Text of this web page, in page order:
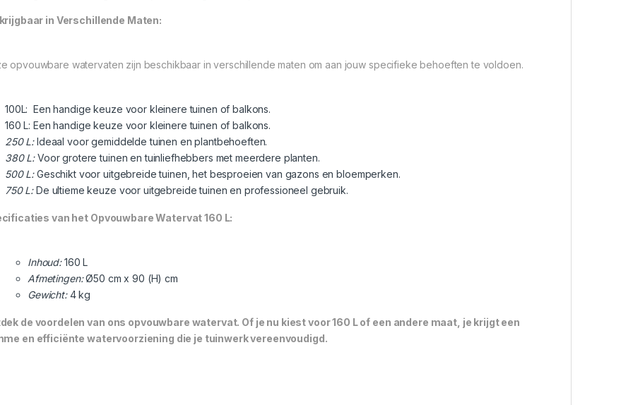
in Verschillende Maten:
opvouwbare watervaten zijn beschikbaar in verschillende maten om aan jouw specifieke behoeften te voldoen.
100L: Een handige keuze voor kleinere tuinen of balkons.
160 L: Een handige keuze voor kleinere tuinen of balkons.
250 L:Ideaal voor gemiddelde tuinen en plantbehoeften.
380 L:Voor grotere tuinen en tuinliefhebbers met meerdere planten.
500 L:Geschikt voor uitgebreide tuinen, het besproeien van gazons en bloemperken.
750 L:De ultieme keuze voor uitgebreide tuinen en professioneel gebruik.
van het Opvouwbare Watervat 160 L:
Inhoud:160 L
Afmetingen:Ø50 cm x 90 (H) cm
Gewicht:4 kg
de voordelen van ons opvouwbare watervat. Of je nu kiest voor 160 L of een andere maat, je krijgt een
en efficiënte watervoorziening die je tuinwerk vereenvoudigd.